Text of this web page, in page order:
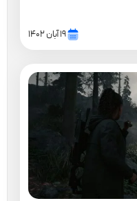
۱۹ آبان ۱۴۰۲